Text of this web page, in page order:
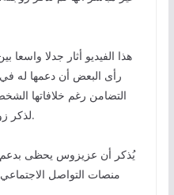
هذا الفيديو أثار جدلا
رأى البعض أن دعمها له
التضامن رغم خلافاتها
لذكر زوجته ربما يعكس توترا أكبر بينهما.
يُذكر أن عزيزوس يحظى
منصات التواصل